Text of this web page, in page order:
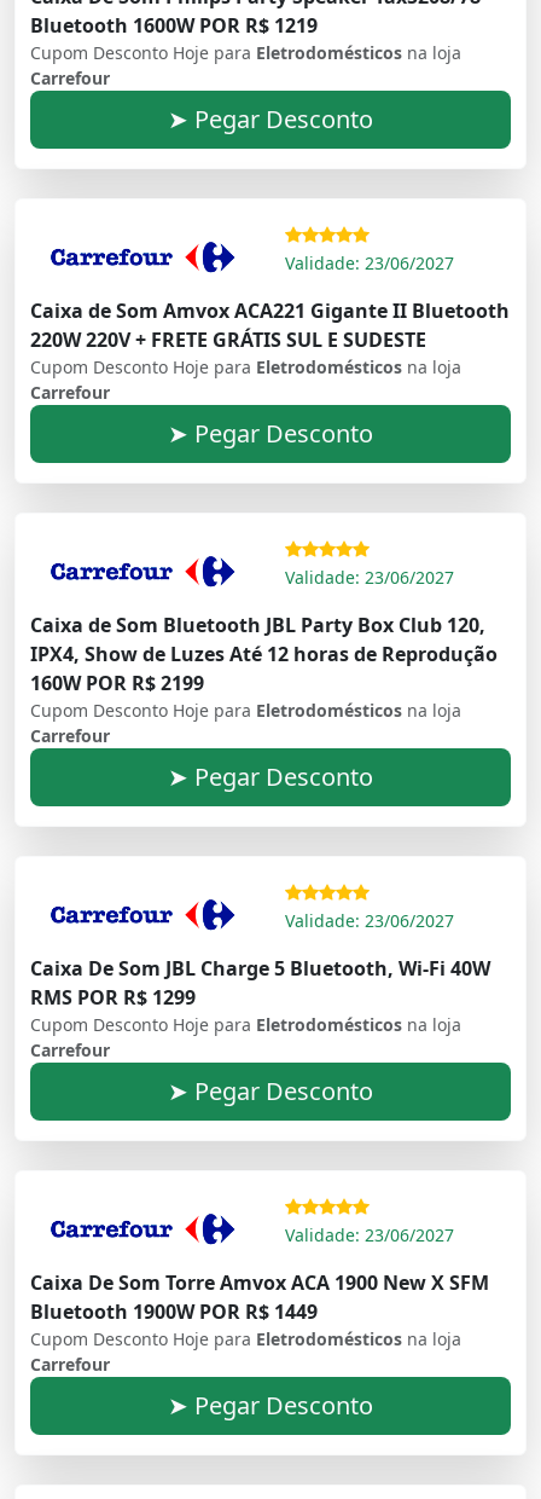
Bluetooth 1600W POR R$ 1219
Cupom Desconto Hoje para Eletrodomésticos na loja
Carrefour
➤ Pegar Desconto
Validade: 23/06/2027
Caixa de Som Amvox ACA221 Gigante II Bluetooth
220W 220V + FRETE GRÁTIS SUL E SUDESTE
Cupom Desconto Hoje para Eletrodomésticos na loja
Carrefour
➤ Pegar Desconto
Validade: 23/06/2027
Caixa de Som Bluetooth JBL Party Box Club 120,
IPX4, Show de Luzes Até 12 horas de Reprodução
160W POR R$ 2199
Cupom Desconto Hoje para Eletrodomésticos na loja
Carrefour
➤ Pegar Desconto
Validade: 23/06/2027
Caixa De Som JBL Charge 5 Bluetooth, Wi-Fi 40W
RMS POR R$ 1299
Cupom Desconto Hoje para Eletrodomésticos na loja
Carrefour
➤ Pegar Desconto
Validade: 23/06/2027
Caixa De Som Torre Amvox ACA 1900 New X SFM
Bluetooth 1900W POR R$ 1449
Cupom Desconto Hoje para Eletrodomésticos na loja
Carrefour
➤ Pegar Desconto